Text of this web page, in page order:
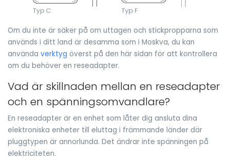
Om du inte är säker på om uttagen och stickpropparna som
används i ditt land är desamma som i Moskva, du kan
använda verktyg överst på den här sidan för att kontrollera
om du behöver en reseadapter.
Vad är skillnaden mellan en reseadapter
och en spänningsomvandlare?
En reseadapter är en enhet som låter dig ansluta dina
elektroniska enheter till eluttag i främmande länder där
pluggtypen är annorlunda. Det ändrar inte spänningen på
elektriciteten.